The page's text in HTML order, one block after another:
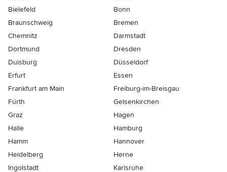
Bielefeld
Bonn
Braunschweig
Bremen
Chemnitz
Darmstadt
Dortmund
Dresden
Duisburg
Düsseldorf
Erfurt
Essen
Frankfurt am Main
Freiburg-im-Breisgau
Fürth
Gelsenkirchen
Graz
Hagen
Halle
Hamburg
Hamm
Hannover
Heidelberg
Herne
Ingolstadt
Karlsruhe